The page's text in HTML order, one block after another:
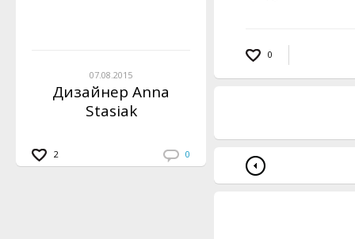
07.08.2015
Дизайнер Anna
Stasiak
2 0
0